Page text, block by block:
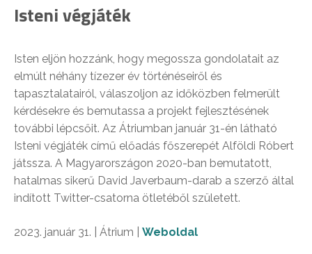
Isteni végjáték
Isten eljön hozzánk, hogy megossza gondolatait az
elmúlt néhány tízezer év történéseiről és
tapasztalatairól, válaszoljon az időközben felmerült
kérdésekre és bemutassa a projekt fejlesztésének
további lépcsőit. Az Átriumban január 31-én látható
Isteni végjáték című előadás főszerepét Alföldi Róbert
játssza. A Magyarországon 2020-ban bemutatott,
hatalmas sikerű David Javerbaum-darab a szerző által
indított Twitter-csatorna ötletéből született.
2023. január 31. | Átrium | Weboldal